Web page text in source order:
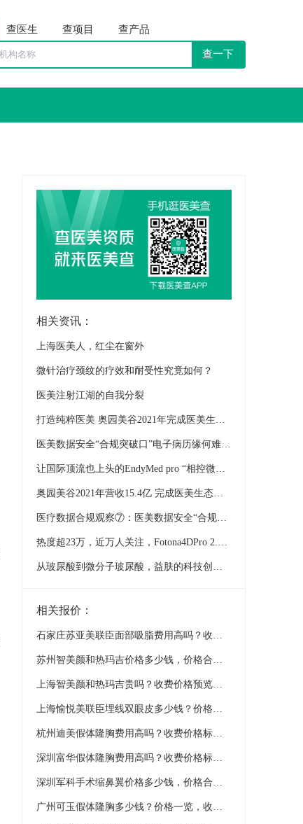
查医生 查项目 查产品
查一下
相关资讯：
上海医美人，红尘在窗外
微针治疗颈纹的疗效和耐受性究竟如何？
医美注射江湖的自我分裂
打造纯粹医美 奥园美谷2021年完成医美生态初步布局
医美数据安全“合规突破口”电子病历缘何难以推广？
让国际顶流也上头的EndyMed pro “相控微针”终于要红到国内了吗？
奥园美谷2021年营收15.4亿 完成医美生态初步布局
医疗数据合规观察⑦：医美数据安全“合规突破口”电子病历缘何难以推广？
热度超23万，近万人关注，Fotona4DPro 2.0云上峰会圆满成功！
从玻尿酸到微分子玻尿酸，益肤的科技创新路
相关报价：
石家庄苏亚美联臣面部吸脂费用高吗？收费价格标准曝光，收费预览
苏州智美颜和热玛吉价格多少钱，价格合理吗？价格是多少钱？价格表，收费价格标准曝光！
上海智美颜和热玛吉贵吗？收费价格预览，价格表预览
上海愉悦美联臣埋线双眼皮多少钱？价格一览，收费公布
杭州迪美假体隆胸费用高吗？收费价格标准曝光，收费预览
深圳富华假体隆胸费用高吗？收费价格标准曝光，收费预览
深圳军科手术缩鼻翼价格多少钱，价格合理吗？价格是多少钱？
广州可玉假体隆胸多少钱？价格一览，收费公布